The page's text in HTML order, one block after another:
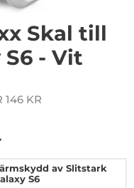
Skal till
S6 - Vit
146 KR
av Slitstark
S6